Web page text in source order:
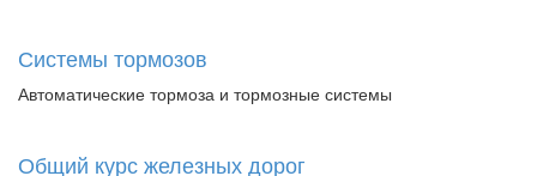
Системы тормозов
Автоматические тормоза и тормозные системы
Общий курс железных дорог